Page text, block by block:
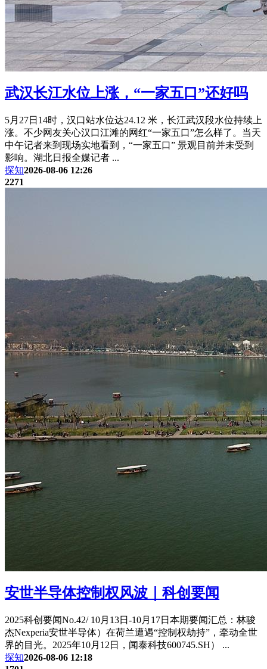
武汉长江水位上涨，“一家五口”还好吗
5月27日14时，汉口站水位达24.12 米，长江武汉段水位持续上
涨。不少网友关心汉口江滩的网红“一家五口”怎么样了。当天
中午记者来到现场实地看到，“一家五口” 景观目前并未受到
影响。湖北日报全媒记者 ...
探知2026-08-06 12:26
2271
安世半导体控制权风波｜科创要闻
2025科创要闻No.42/ 10月13日-10月17日本期要闻汇总：林骏
杰Nexperia安世半导体）在荷兰遭遇“控制权劫持”，牵动全世
界的目光。2025年10月12日，闻泰科技600745.SH） ...
探知2026-08-06 12:18